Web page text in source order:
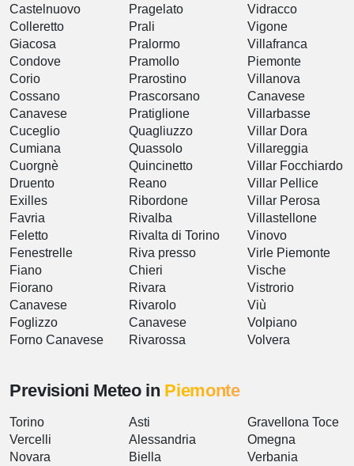
Castelnuovo
Colleretto
Giacosa
Condove
Corio
Cossano
Canavese
Cuceglio
Cumiana
Cuorgnè
Druento
Exilles
Favria
Feletto
Fenestrelle
Fiano
Fiorano
Canavese
Foglizzo
Forno Canavese
Pragelato
Prali
Pralormo
Pramollo
Prarostino
Prascorsano
Pratiglione
Quagliuzzo
Quassolo
Quincinetto
Reano
Ribordone
Rivalba
Rivalta di Torino
Riva presso
Chieri
Rivara
Rivarolo
Canavese
Rivarossa
Vidracco
Vigone
Villafranca
Piemonte
Villanova
Canavese
Villarbasse
Villar Dora
Villareggia
Villar Focchiardo
Villar Pellice
Villar Perosa
Villastellone
Vinovo
Virle Piemonte
Vische
Vistrorio
Viù
Volpiano
Volvera
Previsioni Meteo in Piemonte
Torino
Vercelli
Novara
Asti
Alessandria
Biella
Gravellona Toce
Omegna
Verbania